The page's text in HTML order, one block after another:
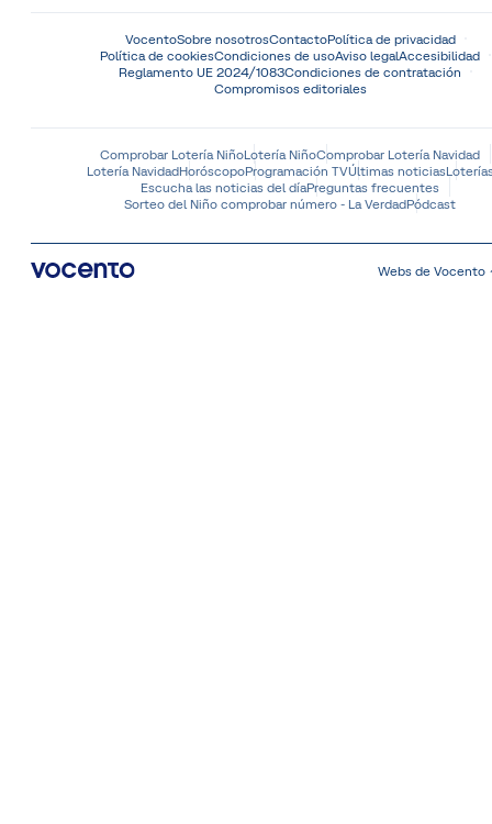
VocentoSobre nosotrosContactoPolítica de privacidad
Política de cookiesCondiciones de usoAviso legalAccesibilidad
Reglamento UE 2024/1083Condiciones de contratación
Compromisos editoriales
Comprobar Lotería NiñoLotería NiñoComprobar Lotería Navidad
Lotería NavidadHoróscopoProgramación TVÚltimas noticias
Escucha las noticias del díaPreguntas frecuentes
Sorteo del Niño comprobar número - La VerdadPódcast
Webs de Vocento